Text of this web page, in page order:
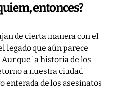
entonces?
de cierta manera con el
legado que aún parece
la historia de los
a nuestra ciudad
enterada de los asesinatos